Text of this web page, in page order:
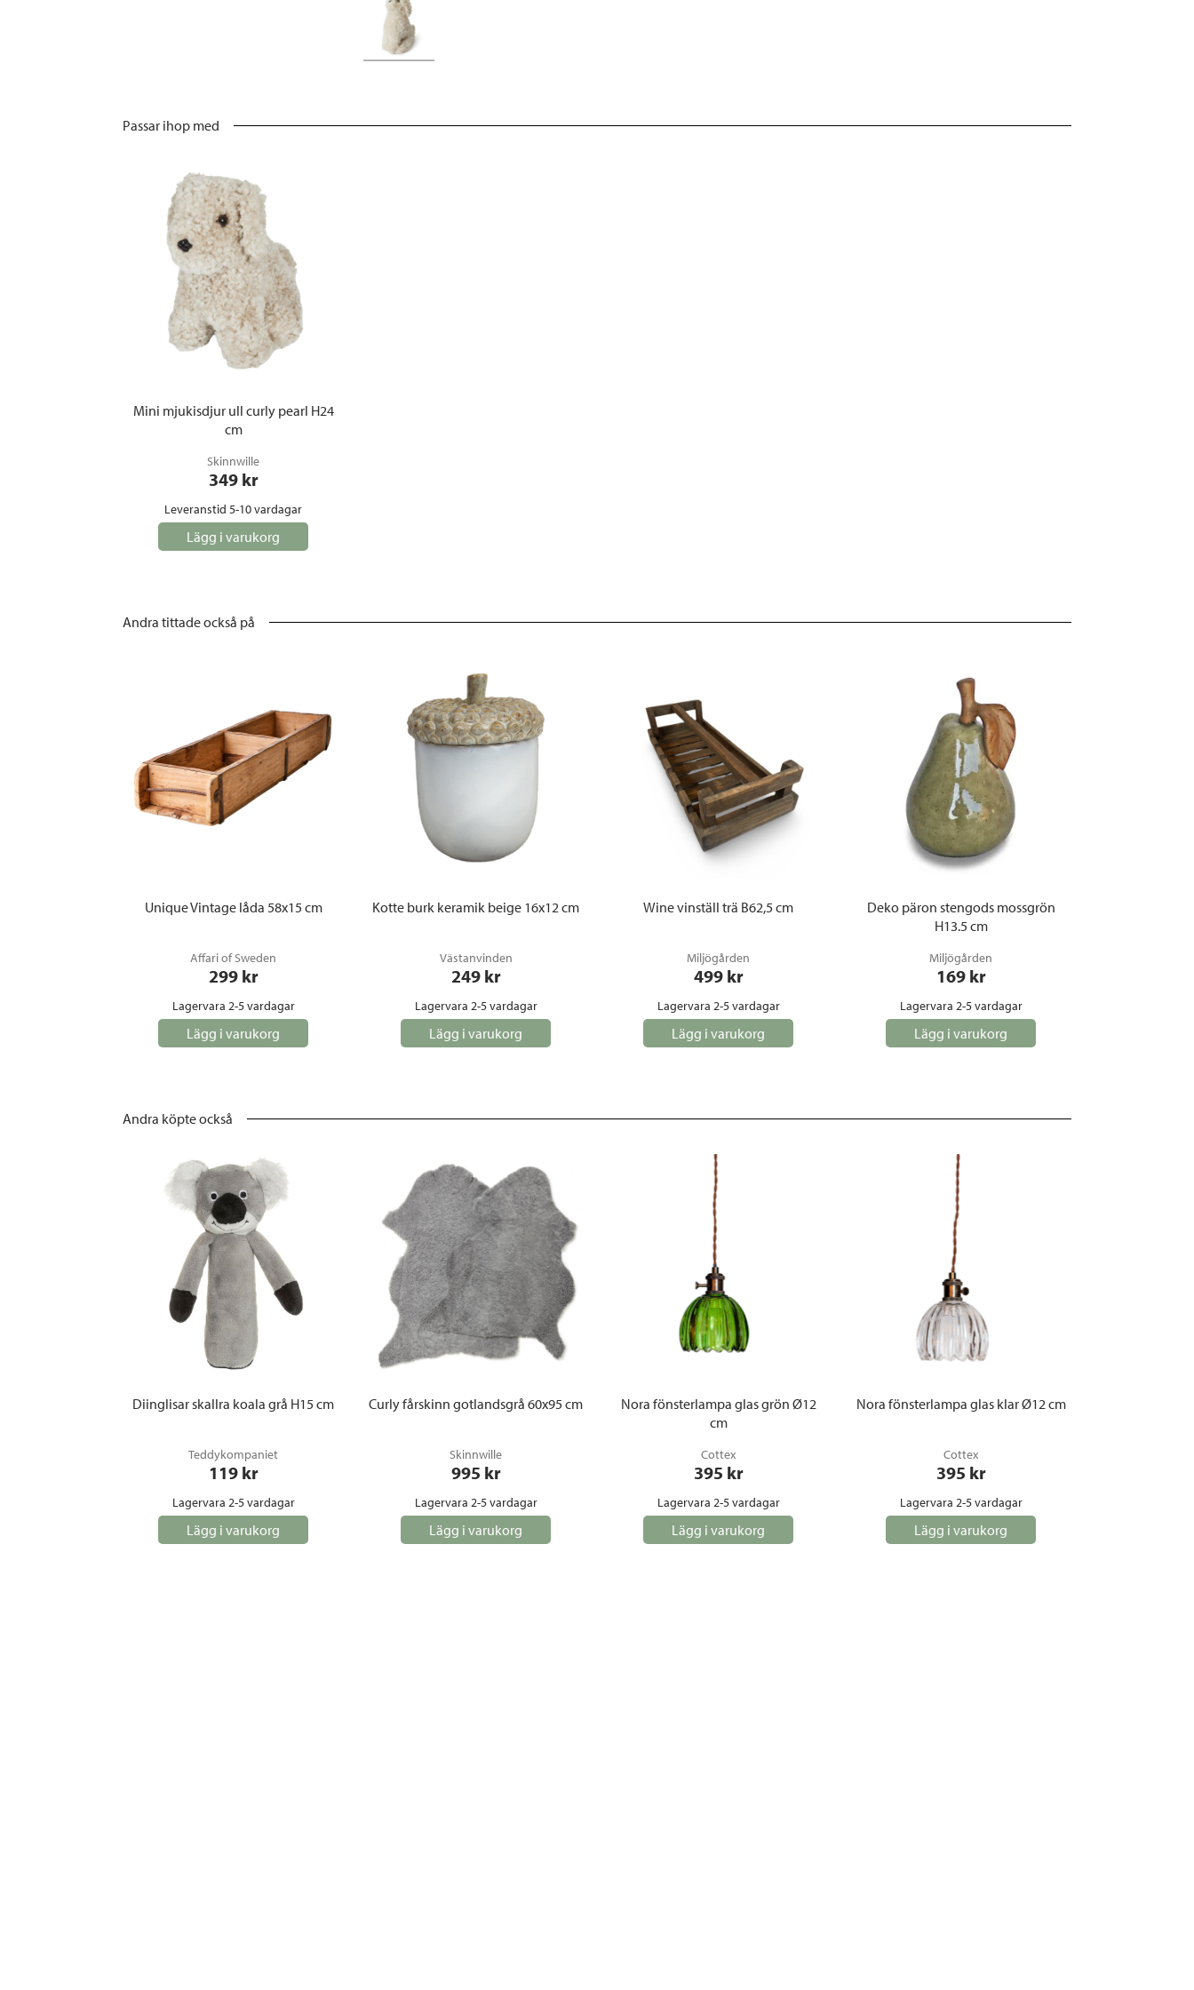
Passar ihop med
Mini mjukisdjur ull curly pearl H24
cm
Skinnwille
349 kr
Leveranstid 5-10 vardagar
Lägg i varukorg
Andra tittade också på
Unique Vintage låda 58x15 cm
Affari of Sweden
299 kr
Lagervara 2-5 vardagar
Lägg i varukorg
Kotte burk keramik beige 16x12 cm
Västanvinden
249 kr
Lagervara 2-5 vardagar
Lägg i varukorg
Wine vinställ trä B62,5 cm
Miljögården
499 kr
Lagervara 2-5 vardagar
Lägg i varukorg
Deko päron stengods mossgrön
H13.5 cm
Miljögården
169 kr
Lagervara 2-5 vardagar
Lägg i varukorg
Andra köpte också
Diinglisar skallra koala grå H15 cm
Teddykompaniet
119 kr
Lagervara 2-5 vardagar
Lägg i varukorg
Curly fårskinn gotlandsgrå 60x95 cm
Skinnwille
995 kr
Lagervara 2-5 vardagar
Lägg i varukorg
Nora fönsterlampa glas grön Ø12
cm
Cottex
395 kr
Lagervara 2-5 vardagar
Lägg i varukorg
Nora fönsterlampa glas klar Ø12 cm
Cottex
395 kr
Lagervara 2-5 vardagar
Lägg i varukorg